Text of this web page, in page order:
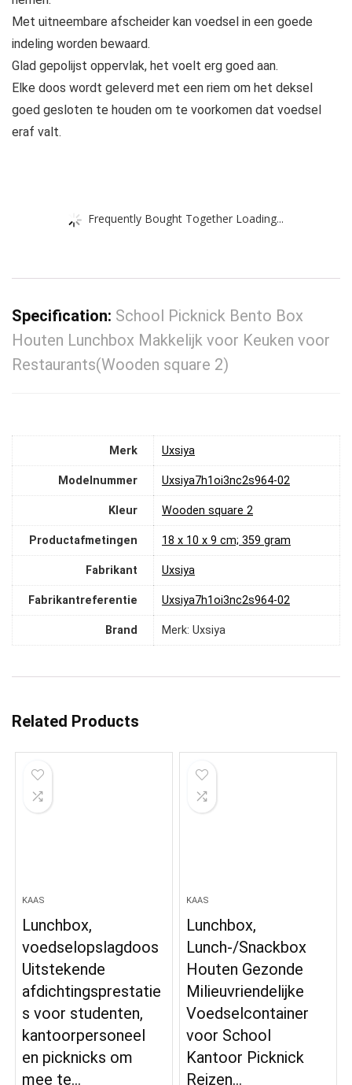
Met uitneembare afscheider kan voedsel in een goede
indeling worden bewaard.
Glad gepolijst oppervlak, het voelt erg goed aan.
Elke doos wordt geleverd met een riem om het deksel
goed gesloten te houden om te voorkomen dat voedsel
eraf valt.
Frequently Bought Together Loading...
Specification: School Picknick Bento Box
Houten Lunchbox Makkelijk voor Keuken voor
Restaurants(Wooden square 2)
Merk ‎Uxsiya
Modelnummer ‎Uxsiya7h1oi3nc2s964-02
Kleur ‎Wooden square 2
Productafmetingen ‎18 x 10 x 9 cm; 359 gram
Fabrikant ‎Uxsiya
Fabrikantreferentie ‎Uxsiya7h1oi3nc2s964-02
Brand Merk: Uxsiya
Related Products
KAAS
Lunchbox,
voedselopslagdoos
Uitstekende
afdichtingsprestatie
s voor studenten,
kantoorpersoneel
en picknicks om
mee te…
KAAS
Lunchbox,
Lunch-/Snackbox
Houten Gezonde
Milieuvriendelijke
Voedselcontainer
voor School
Kantoor Picknick
Reizen…